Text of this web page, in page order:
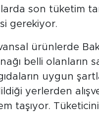
son tüketim
gerekiyor.
ürünlerde
belli olanların
uygun
yerlerden
taşıyor.